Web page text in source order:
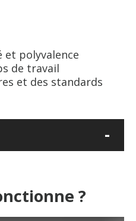
polyvalence
de travail
et des standards
?